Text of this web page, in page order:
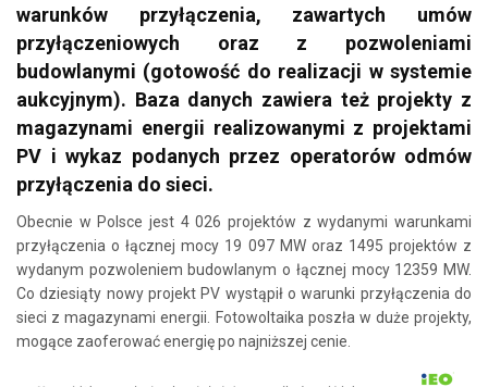
warunków przyłączenia, zawartych umów
przyłączeniowych oraz z pozwoleniami
budowlanymi (gotowość do realizacji w systemie
aukcyjnym). Baza danych zawiera też projekty z
magazynami energii realizowanymi z projektami
PV i wykaz podanych przez operatorów odmów
przyłączenia do sieci.
Obecnie w Polsce jest 4 026 projektów z wydanymi warunkami
przyłączenia o łącznej mocy 19 097 MW oraz 1495 projektów z
wydanym pozwoleniem budowlanym o łącznej mocy 12359 MW.
Co dziesiąty nowy projekt PV wystąpił o warunki przyłączenia do
sieci z magazynami energii. Fotowoltaika poszła w duże projekty,
mogące zaoferować energię po najniższej cenie.